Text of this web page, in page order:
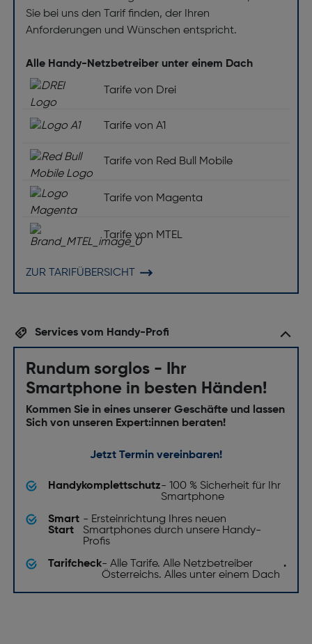
Sie bei uns den Tarif finden, der Ihren
Anforderungen und Wünschen entspricht.
Alle Handy-Netzbetreiber unter einem Dach
Tarife von Drei
Tarife von A1
Tarife von Red Bull Mobile
Tarife von Magenta
Tarife von MTEL
ZUR TARIFÜBERSICHT
Services vom Handy-Profi
Rundum sorglos - Ihr
Smartphone in besten Händen!
Kommen Sie in eines unserer Geschäfte und lassen
Sich von unseren Expert:innen beraten!
Jetzt Termin vereinbaren!
Handykomplettschutz- 100 % Sicherheit für Ihr
Smartphone
Smart
Start
- Ersteinrichtung Ihres neuen
Smartphones durch unsere Handy-
Profis
Tarifcheck- Alle Tarife. Alle Netzbetreiber
Österreichs. Alles unter einem Dach
.